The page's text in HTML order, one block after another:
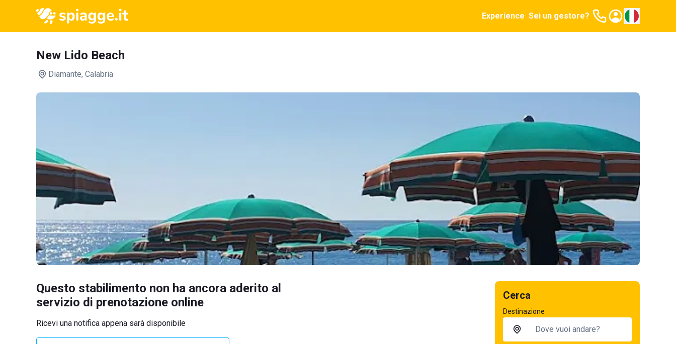
Experience Sei un gestore?
New Lido Beach
Diamante, Calabria
Questo stabilimento non ha ancora aderito al
servizio di prenotazione online
Ricevi una notifica appena sarà disponibile
Cerca
Destinazione